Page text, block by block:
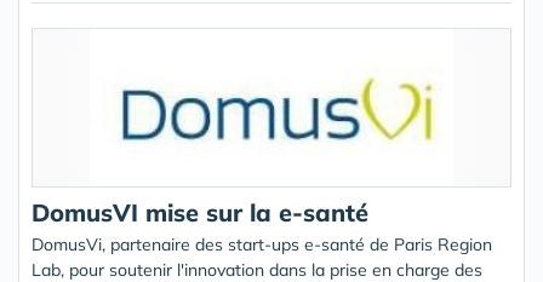
DomusVI mise sur la e-santé
DomusVi, partenaire des start-ups e-santé de Paris Region
Lab, pour soutenir l'innovation dans la prise en charge des